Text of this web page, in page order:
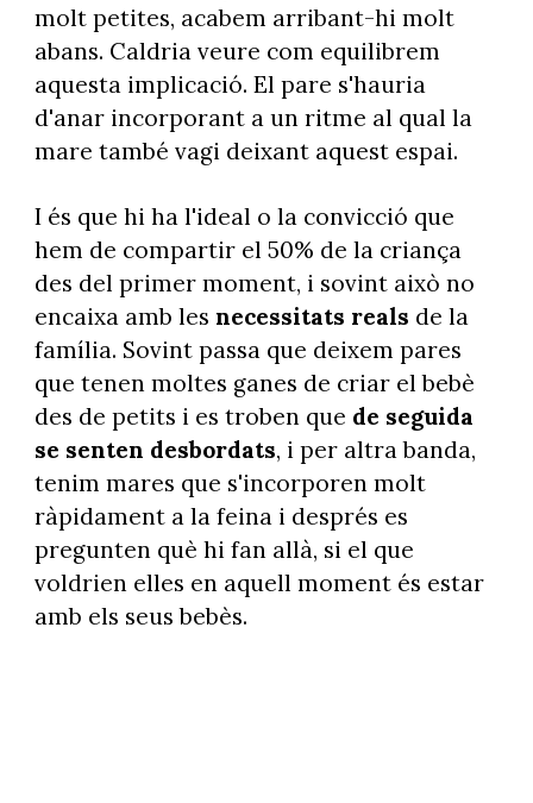
molt petites, acabem arribant-hi molt
abans. Caldria veure com equilibrem
aquesta implicació. El pare s'hauria
d'anar incorporant a un ritme al qual la
mare també vagi deixant aquest espai.
I és que hi ha l'ideal o la convicció que
hem de compartir el 50% de la criança
des del primer moment, i sovint això no
encaixa amb les necessitats reals de la
família. Sovint passa que deixem pares
que tenen moltes ganes de criar el bebè
des de petits i es troben que de seguida
se senten desbordats, i per altra banda,
tenim mares que s'incorporen molt
ràpidament a la feina i després es
pregunten què hi fan allà, si el que
voldrien elles en aquell moment és estar
amb els seus bebès.